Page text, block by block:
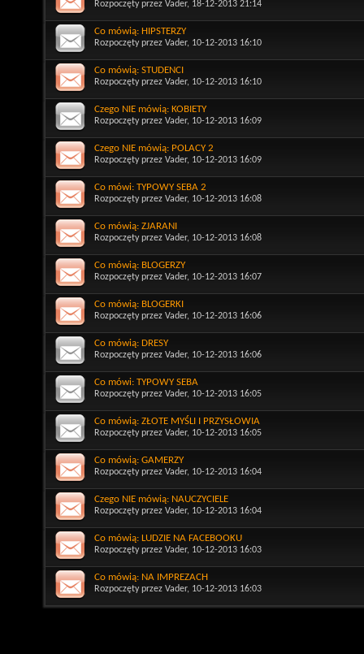
Rozpoczęty przez Vader, 18-12-2013 21:14
Co mówią: HIPSTERZY
Rozpoczęty przez Vader, 10-12-2013 16:10
Co mówią: STUDENCI
Rozpoczęty przez Vader, 10-12-2013 16:10
Czego NIE mówią: KOBIETY
Rozpoczęty przez Vader, 10-12-2013 16:09
Czego NIE mówią: POLACY 2
Rozpoczęty przez Vader, 10-12-2013 16:09
Co mówi: TYPOWY SEBA 2
Rozpoczęty przez Vader, 10-12-2013 16:08
Co mówią: ZJARANI
Rozpoczęty przez Vader, 10-12-2013 16:08
Co mówią: BLOGERZY
Rozpoczęty przez Vader, 10-12-2013 16:07
Co mówią: BLOGERKI
Rozpoczęty przez Vader, 10-12-2013 16:06
Co mówią: DRESY
Rozpoczęty przez Vader, 10-12-2013 16:06
Co mówi: TYPOWY SEBA
Rozpoczęty przez Vader, 10-12-2013 16:05
Co mówią: ZŁOTE MYŚLI I PRZYSŁOWIA
Rozpoczęty przez Vader, 10-12-2013 16:05
Co mówią: GAMERZY
Rozpoczęty przez Vader, 10-12-2013 16:04
Czego NIE mówią: NAUCZYCIELE
Rozpoczęty przez Vader, 10-12-2013 16:04
Co mówią: LUDZIE NA FACEBOOKU
Rozpoczęty przez Vader, 10-12-2013 16:03
Co mówią: NA IMPREZACH
Rozpoczęty przez Vader, 10-12-2013 16:03